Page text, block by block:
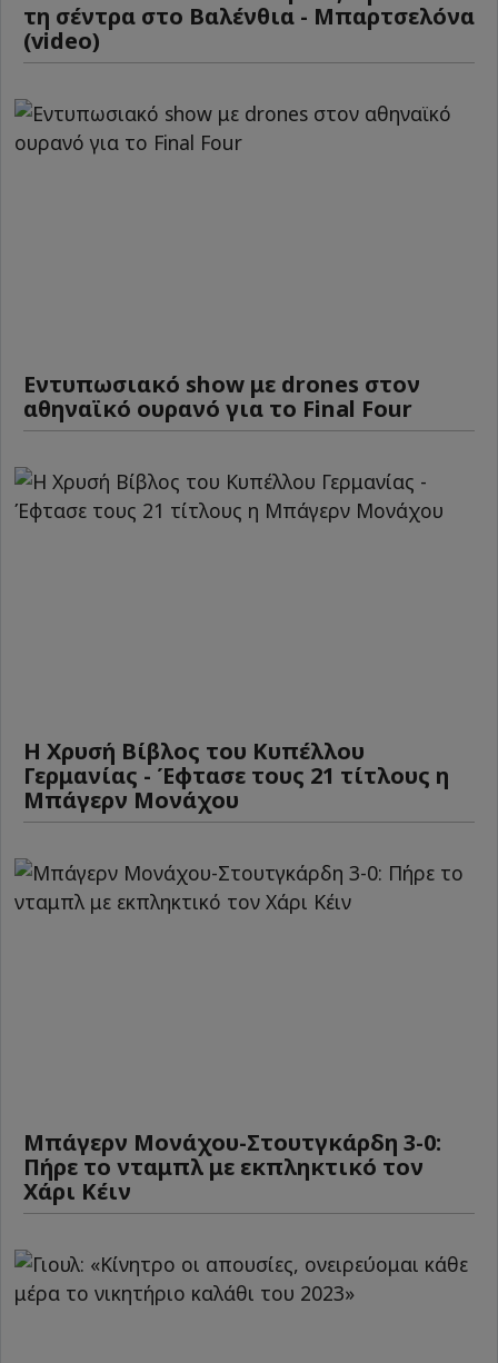
τη σέντρα στο Βαλένθια - Μπαρτσελόνα
(video)
Εντυπωσιακό show με drones στον
αθηναϊκό ουρανό για το Final Four
Η Χρυσή Βίβλος του Κυπέλλου
Γερμανίας - Έφτασε τους 21 τίτλους η
Μπάγερν Μονάχου
Μπάγερν Μονάχου-Στουτγκάρδη 3-0:
Πήρε το νταμπλ με εκπληκτικό τον
Χάρι Κέιν